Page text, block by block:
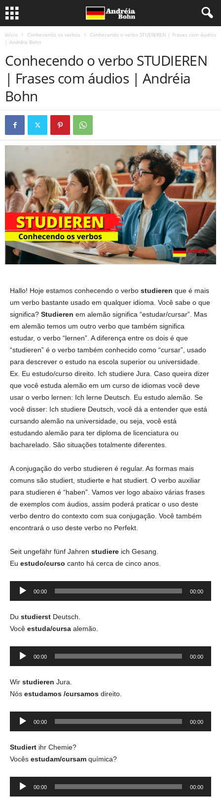
Início Conhecendo os verbos
Conhecendo o verbo STUDIEREN | Frases com áudios
| Andréia Bohn
Conhecendo o verbo STUDIEREN
| Frases com áudios | Andréia
Bohn
Hallo! Hoje estamos conhecendo o verbo studieren que é mais
um verbo bastante usado em qualquer idioma. Você sabe o que
significa? Studieren em alemão significa “estudar/cursar” . Mas
em alemão temos um outro verbo que também significa
estudar, o verbo “lernen”. A diferença entre os dois é que
“studieren” é o verbo também conhecido como “cursar”, usado
para descrever o estudo na escola superior ou universidade.
Ex. Eu estudo/curso direito. Ich studiere Jura. Caso queira dizer
que você estuda alemão em um curso de idiomas você deve
usar o verbo lernen: Ich lerne Deutsch. Eu estudo alemão. Se
você disser: Ich studiere Deutsch, você dá a entender que está
cursando alemão na universidade, ou seja, você está
estudando alemão para ter diploma de licenciatura ou
bacharelado. São situações totalmente diferentes.
A conjugação do verbo studieren é regular. As formas mais
comuns são studiert, studierte e hat studiert. O verbo auxiliar
para studieren é “haben”. Vamos ver logo abaixo várias frases
de exemplos com áudios, assim poderá praticar o uso deste
verbo dentro do contexto com sua conjugação. Você também
encontrará o uso deste verbo no Perfekt.
Seit ungefähr fünf Jahren studiere ich Gesang.
Eu estudo/curso canto há cerca de cinco anos.
Tocador
00:00 00:00
Du studierst Deutsch.
Você estuda/cursa alemão.
Tocador
00:00 00:00
Wir studieren Jura.
Nós estudamos /cursamos direito.
Tocador
00:00 00:00
Studiert ihr Chemie?
Vocês estudam/cursam química?
Tocador
00:00 00:00